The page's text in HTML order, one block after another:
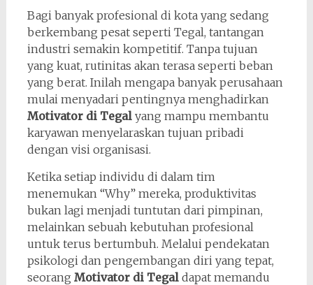
Bagi banyak profesional di kota yang sedang
berkembang pesat seperti Tegal, tantangan
industri semakin kompetitif. Tanpa tujuan
yang kuat, rutinitas akan terasa seperti beban
yang berat. Inilah mengapa banyak perusahaan
mulai menyadari pentingnya menghadirkan
Motivator di Tegalyang mampu membantu
karyawan menyelaraskan tujuan pribadi
dengan visi organisasi.
Ketika setiap individu di dalam tim
menemukan “Why” mereka, produktivitas
bukan lagi menjadi tuntutan dari pimpinan,
melainkan sebuah kebutuhan profesional
untuk terus bertumbuh. Melalui pendekatan
psikologi dan pengembangan diri yang tepat,
seorang Motivator di Tegaldapat memandu